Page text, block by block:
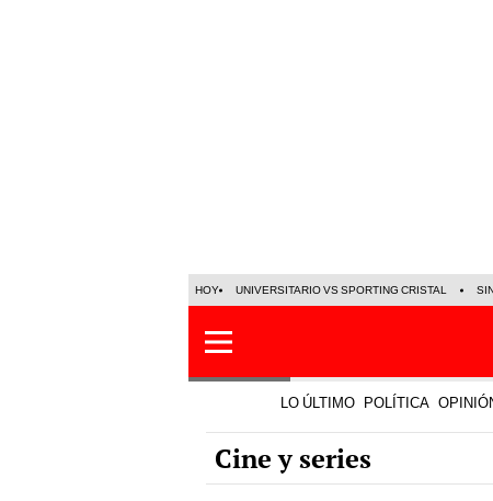
HOY UNIVERSITARIO VS SPORTING CRISTAL
LO ÚLTIMO POLÍTICA
Cine y series